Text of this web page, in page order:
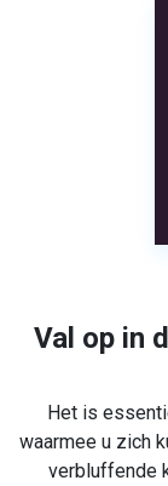
Val op in
Het is
waarmee u zich
verbluffende